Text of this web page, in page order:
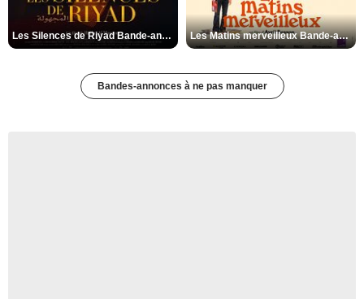
Les Silences de Riyad Bande-annonce VO STFR Les Matins merveilleux Bande-annonce VF
Bandes-annonces à ne pas manquer